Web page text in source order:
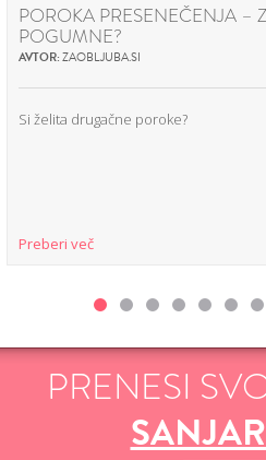
POROKA PRESENEČENJA –
POGUMNE?
AVTOR:ZAOBLJUBA.SI
Si želita drugačne poroke?
Preberi več
PRENESI